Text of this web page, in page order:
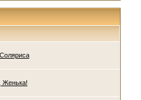
Женька!